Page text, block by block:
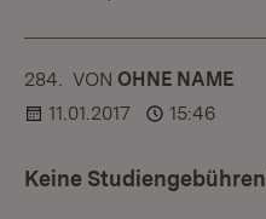
284. KOMMENTAR
VON :OHNE NAME
11.01.2017
15:46
Keine